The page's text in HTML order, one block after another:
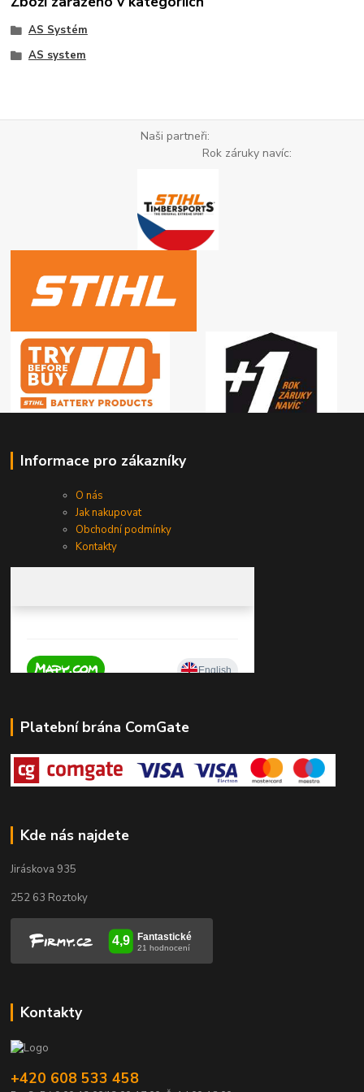
AS Systém
AS system
Naši partneři:
Rok záruky navíc:
Informace pro zákazníky
O nás
Jak nakupovat
Obchodní podmínky
Kontakty
Platební brána ComGate
Kde nás najdete
Jiráskova 935
252 63 Roztoky
Kontakty
+420 608 533 458